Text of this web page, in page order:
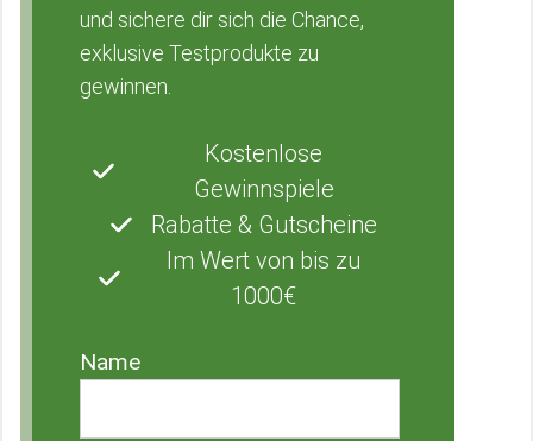
und sichere dir sich die Chance,
exklusive Testprodukte zu
gewinnen.
Kostenlose
Gewinnspiele
Rabatte & Gutscheine
Im Wert von bis zu
1000€
Name